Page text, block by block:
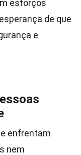
esforços
de que
e
enfrentam
nem